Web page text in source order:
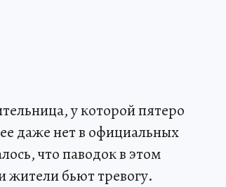
у которой пятеро
даже нет в официальных
что паводок в этом
жители бьют тревогу.